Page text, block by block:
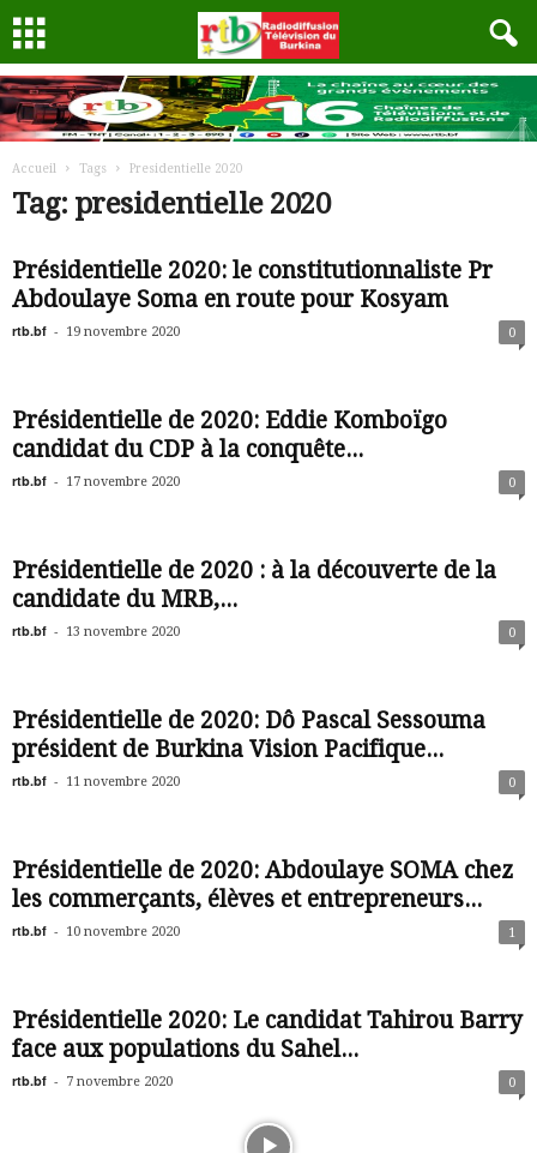
Accueil Tags Presidentielle 2020
Tag: presidentielle 2020
Présidentielle 2020: le constitutionnaliste Pr
Abdoulaye Soma en route pour Kosyam
rtb.bf - 19 novembre 2020 0
Présidentielle de 2020: Eddie Komboïgo
candidat du CDP à la conquête...
rtb.bf - 17 novembre 2020 0
Présidentielle de 2020 : à la découverte de la
candidate du MRB,...
rtb.bf - 13 novembre 2020 0
Présidentielle de 2020: Dô Pascal Sessouma
président de Burkina Vision Pacifique...
rtb.bf - 11 novembre 2020 0
Présidentielle de 2020: Abdoulaye SOMA chez
les commerçants, élèves et entrepreneurs...
rtb.bf - 10 novembre 2020 1
Présidentielle 2020: Le candidat Tahirou Barry
face aux populations du Sahel...
rtb.bf - 7 novembre 2020 0